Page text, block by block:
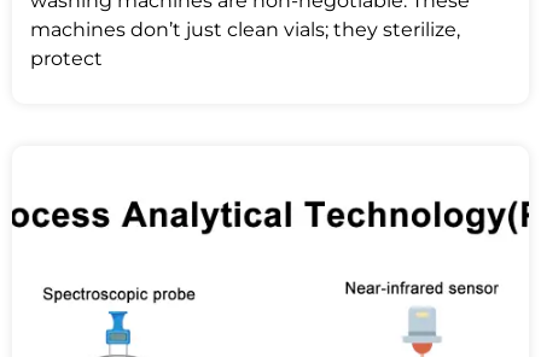
machines don’t just clean vials; they sterilize,
protect